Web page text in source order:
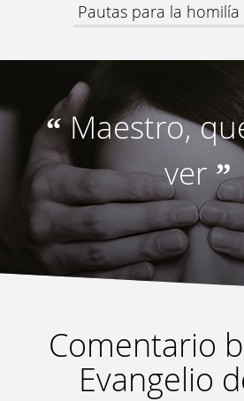
Pautas para la homilía
“Maestro,
ver ”
Comentario
Evangelio